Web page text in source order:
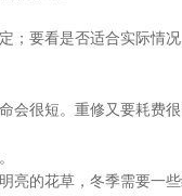
要看是否适合实际情况
很短。重修又要耗费很
的花草，冬季需要一些